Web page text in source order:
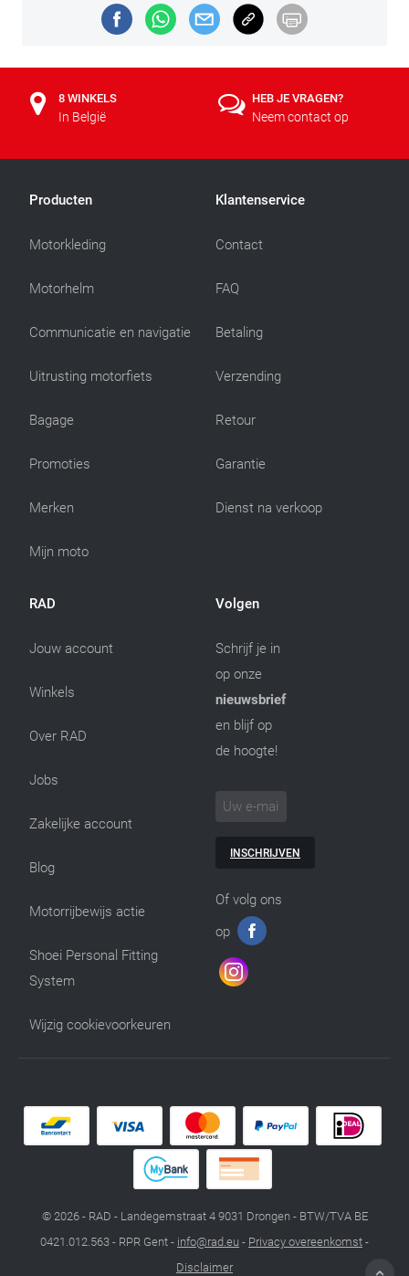
8 WINKELS
In België
HEB JE VRAGEN?
Neem contact op
Producten
Motorkleding
Motorhelm
Communicatie en navigatie
Uitrusting motorfiets
Bagage
Promoties
Merken
Mijn moto
Klantenservice
Contact
FAQ
Betaling
Verzending
Retour
Garantie
Dienst na verkoop
RAD
Jouw account
Winkels
Over RAD
Jobs
Zakelijke account
Blog
Motorrijbewijs actie
Shoei Personal Fitting
System
Wijzig cookievoorkeuren
Volgen
Schrijf je in
op onze
nieuwsbrief
en blijf op
de hoogte!
INSCHRIJVEN
Of volg ons
op
© 2026 - RAD - Landegemstraat 4 9031 Drongen - BTW/TVA BE
0421.012.563 - RPR Gent - info@rad.eu - Privacy overeenkomst -
Disclaimer